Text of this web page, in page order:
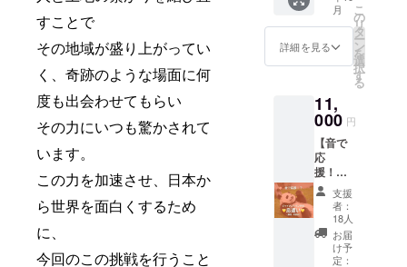
すことで
その地域が盛り上がってい
く、奇跡のような場面に何
度も出会わせてもらい
その力にいつも驚かされて
います。
この力を加速させ、日本か
ら世界を面白くするため
に、
今回のこの挑戦を行うこと
ル形
式：
mp3 ・
60-90秒
により
異なり
ます）
・送付
方法：
メール
アドレ
ス宛に
ご送付
※オプ
ション
バキ
感、1頭
1頭まっ
咀嚼音
をお楽
ださ
い。 携
帯の着
信音、
アラー
ム等、
楽しい
活用を
期待し
分）】
アドベ
ン
チャー
ジャイ
アント
パンダ1
頭の鼻
息の音
声ファ
イル！
「えっ
、これ
が鼻
息....？
」と、
月
詳細を見る
こ
の
リ
タ
ー
ン
を
選
択
す
る
11,
000 円
【音で
応
援！？
ジャイ
アント
パンダ
の鼻息
の音！
のリ
支援
者：
18人
お届
け予
定：